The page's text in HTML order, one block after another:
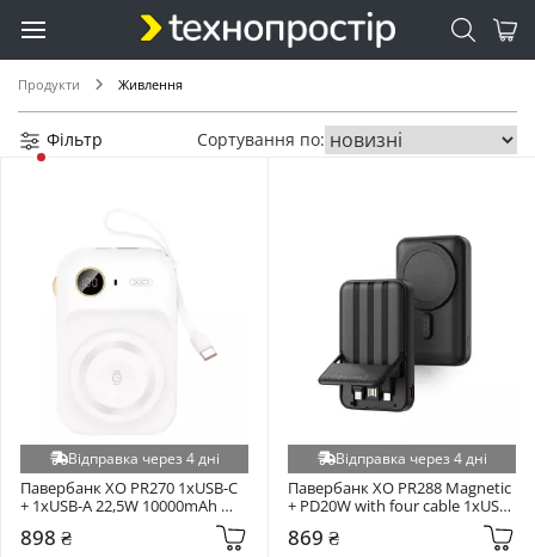
Продукти Живлення
Optima (+1)
Optonica (+1)
Pantech (+1)
Power-Xtra (+1)
PowerMaster (+1)
Redodo (+1)
Senmaxu (+1)
Sunwoda (+1)
TECNOWARE (+1)
TP-Link (+1)
Usams (+1)
Vision (+1)
Фільтр Сортування по:
Відправка через 4 дні
Павербанк XO PR270 1xUSB-C
+ 1xUSB-A 22,5W 10000mAh
898 ₴
Відправка через 4 дні
Павербанк XO PR288 Magnetic
+ PD20W with four cable 1xUSB-
C + 1xUSB-A 15W 10000mAh
Black
869 ₴